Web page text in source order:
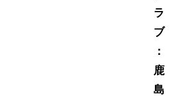
ラ
ブ
：
鹿
島